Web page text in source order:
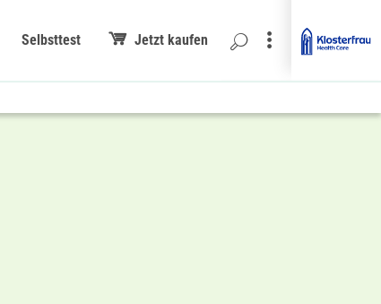
Selbsttest Jetzt kaufen